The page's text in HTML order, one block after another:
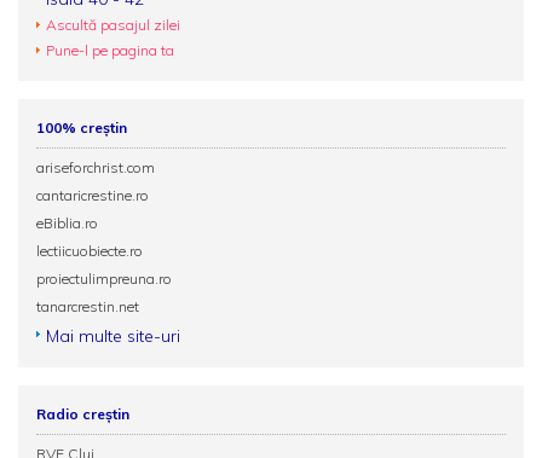
Ascultă pasajul zilei
Pune-l pe pagina ta
100% creștin
ariseforchrist.com
cantaricrestine.ro
eBiblia.ro
lectiicuobiecte.ro
proiectulimpreuna.ro
tanarcrestin.net
Mai multe site-uri
Radio creștin
RVE Cluj